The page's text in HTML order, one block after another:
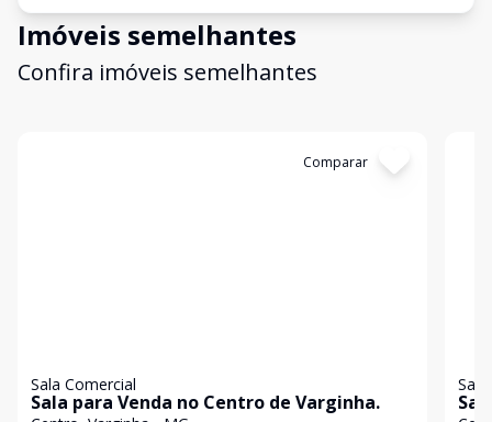
Imóveis semelhantes
Confira imóveis semelhantes
Comparar
Sala Comercial
Sala para Venda no Centro de Varginha.